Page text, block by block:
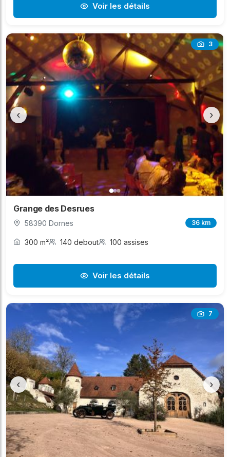
Voir les détails
3
‹ ›
Grange des Desrues
58390 Dornes 36 km
300 m² 140 debout 100 assises
Voir les détails
7
‹ ›